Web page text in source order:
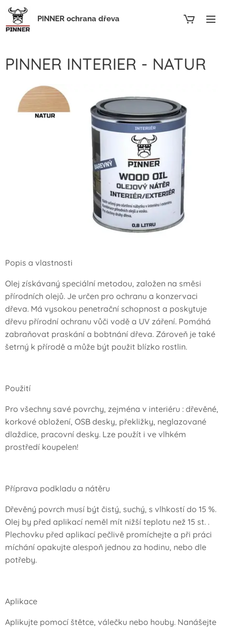
PINNER ochrana dřeva
PINNER INTERIER - NATUR
Popis a vlastnosti
Olej získávaný speciální metodou, založen na směsi
přírodních olejů. Je určen pro ochranu a konzervaci
dřeva. Má vysokou penetrační schopnost a poskytuje
dřevu přírodní ochranu vůči vodě a UV záření. Pomáhá
zabraňovat praskání a bobtnání dřeva. Zároveň je také
šetrný k přírodě a může být použit blízko rostlin.
Použití
Pro všechny savé povrchy, zejména v interiéru : dřevěné,
korkové obložení, OSB desky, překližky, neglazované
dlaždice, pracovní desky. Lze použít i ve vlhkém
prostředí koupelen!
Příprava podkladu a nátěru
Dřevěný povrch musí být čistý, suchý, s vlhkostí do 15 %.
Olej by před aplikací neměl mít nižší teplotu než 15 st. .
Plechovku před aplikací pečlivě promíchejte a při práci
míchání opakujte alespoň jednou za hodinu, nebo dle
potřeby.
Aplikace
Aplikujte pomocí štětce, válečku nebo houby. Nanášejte